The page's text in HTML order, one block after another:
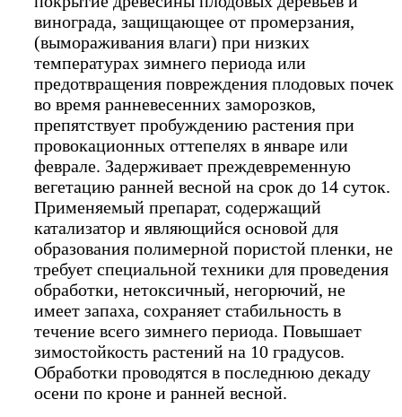
винограда, защищающее от промерзания,
(вымораживания влаги) при низких
температурах зимнего периода или
предотвращения повреждения плодовых почек
во время ранневесенних заморозков,
препятствует пробуждению растения при
провокационных оттепелях в январе или
феврале. Задерживает преждевременную
вегетацию ранней весной на срок до 14 суток.
Применяемый препарат, содержащий
катализатор и являющийся основой для
образования полимерной пористой пленки, не
требует специальной техники для проведения
обработки, нетоксичный, негорючий, не
имеет запаха, сохраняет стабильность в
течение всего зимнего периода. Повышает
зимостойкость растений на 10 градусов.
Обработки проводятся в последнюю декаду
осени по кроне и ранней весной.